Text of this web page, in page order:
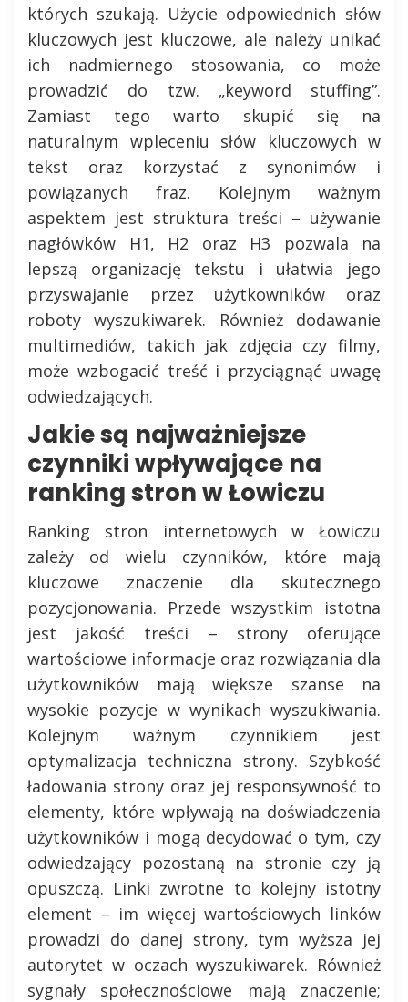
których szukają. Użycie odpowiednich słów
kluczowych jest kluczowe, ale należy unikać
ich nadmiernego stosowania, co może
prowadzić do tzw. „keyword stuffing”.
Zamiast tego warto skupić się na
naturalnym wpleceniu słów kluczowych w
tekst oraz korzystać z synonimów i
powiązanych fraz. Kolejnym ważnym
aspektem jest struktura treści – używanie
nagłówków H1, H2 oraz H3 pozwala na
lepszą organizację tekstu i ułatwia jego
przyswajanie przez użytkowników oraz
roboty wyszukiwarek. Również dodawanie
multimediów, takich jak zdjęcia czy filmy,
może wzbogacić treść i przyciągnąć uwagę
odwiedzających.
Jakie są najważniejsze
czynniki wpływające na
ranking stron w Łowiczu
Ranking stron internetowych w Łowiczu
zależy od wielu czynników, które mają
kluczowe znaczenie dla skutecznego
pozycjonowania. Przede wszystkim istotna
jest jakość treści – strony oferujące
wartościowe informacje oraz rozwiązania dla
użytkowników mają większe szanse na
wysokie pozycje w wynikach wyszukiwania.
Kolejnym ważnym czynnikiem jest
optymalizacja techniczna strony. Szybkość
ładowania strony oraz jej responsywność to
elementy, które wpływają na doświadczenia
użytkowników i mogą decydować o tym, czy
odwiedzający pozostaną na stronie czy ją
opuszczą. Linki zwrotne to kolejny istotny
element – im więcej wartościowych linków
prowadzi do danej strony, tym wyższa jej
autorytet w oczach wyszukiwarek. Również
sygnały społecznościowe mają znaczenie;